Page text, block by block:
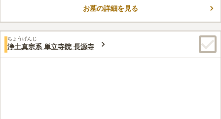
けます。年間管理費や寄付金も一切不要なため、次世代に負担を
制限がなくご家族皆様で眠ることができ、伝統的なお墓と同じよ
うに個別にお参りいただける安心の供養をご提供いたします。
口コミ評価
この霊園はまだ誰からも評価されていません。
お墓の詳細を見る
ちょうげんじ
浄土真宗系 単立寺院 長源寺